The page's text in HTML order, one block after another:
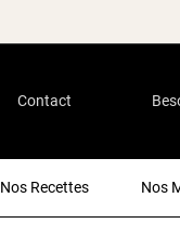
Contact
Nos Recettes Nos